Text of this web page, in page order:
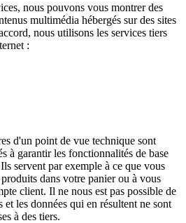
nous pouvons vous montrer des
multimédia hébergés sur des sites
nous utilisons les services tiers
:
d'un point de vue technique sont
à garantir les fonctionnalités de base
servent par exemple à ce que vous
dans votre panier ou à vous
client. Il ne nous est pas possible de
et les données qui en résultent ne sont
à des tiers.